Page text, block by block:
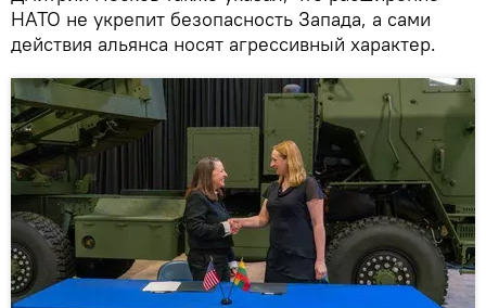
НАТО не укрепит безопасность Запада, а сами
действия альянса носят агрессивный характер.